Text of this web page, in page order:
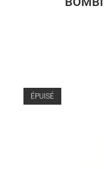
ÉPUISÉ